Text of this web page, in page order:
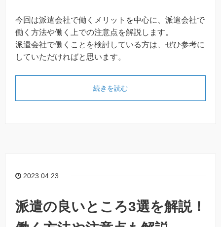
今回は派遣会社で働くメリットを中心に、派遣会社で
働く方法や働く上での注意点を解説します。
派遣会社で働くことを検討している方は、ぜひ参考に
していただければと思います。
続きを読む
2023.04.23
派遣の良いところ3選を解説！